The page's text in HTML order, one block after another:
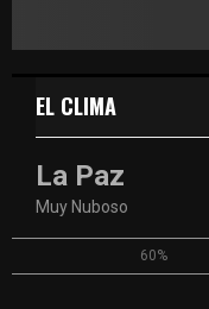
EL CLIMA
La Paz
Muy Nuboso
60%